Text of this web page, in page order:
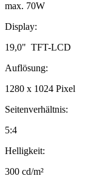
max. 70W
Display:
19,0" TFT-LCD
Auflösung:
1280 x 1024 Pixel
Seitenverhältnis:
5:4
Helligkeit:
300 cd/m²